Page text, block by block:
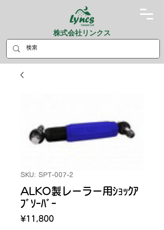
株式会社リンクス
SKU: SPT-007-2
ALKO製レーラー用ｼｮｯｸｱ
ﾌﾞｿｰﾊﾞｰ
¥11,800Price